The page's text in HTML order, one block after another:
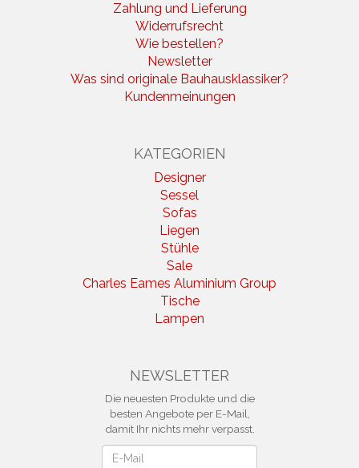
Zahlung und Lieferung
Widerrufsrecht
Wie bestellen?
Newsletter
Was sind originale Bauhausklassiker?
Kundenmeinungen
KATEGORIEN
Designer
Sessel
Sofas
Liegen
Stühle
Sale
Charles Eames Aluminium Group
Tische
Lampen
NEWSLETTER
Die neuesten Produkte und die
besten Angebote per E-Mail,
damit Ihr nichts mehr verpasst.